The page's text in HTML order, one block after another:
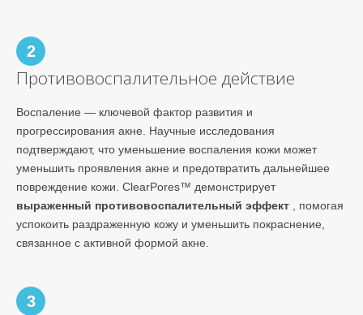
2
Противовоспалительное действие
Воспаление — ключевой фактор развития и
прогрессирования акне. Научные исследования
подтверждают, что уменьшение воспаления кожи может
уменьшить проявления акне и предотвратить дальнейшее
повреждение кожи. ClearPores™ демонстрирует
выраженный противовоспалительный эффект , помогая
успокоить раздраженную кожу и уменьшить покраснение,
связанное с активной формой акне.
3